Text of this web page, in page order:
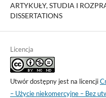
ARTYKUŁY, STUDIA I
DISSERTATIONS
Licencja
Utwór dostępny jest na licencji
– Użycie niekomercyjne – Bez